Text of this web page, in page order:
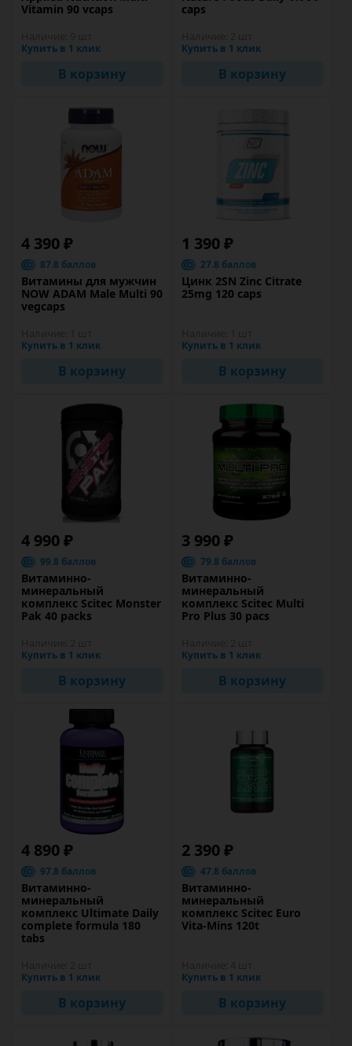
Vitamin 90 vcaps
Купить в 1 клик
В корзину
caps
Купить в 1 клик
В корзину
4 390 ₽
87.8 баллов
Витамины для мужчин
NOW ADAM Male Multi 90
vegcaps
Купить в 1 клик
В корзину
1 390 ₽
27.8 баллов
Цинк 2SN Zinc Citrate
25mg 120 caps
Купить в 1 клик
В корзину
4 990 ₽
99.8 баллов
Витаминно-
минеральный
комплекс Scitec Monster
Pak 40 packs
Купить в 1 клик
В корзину
3 990 ₽
79.8 баллов
Витаминно-
минеральный
комплекс Scitec Multi
Pro Plus 30 pacs
Купить в 1 клик
В корзину
4 890 ₽
97.8 баллов
Витаминно-
минеральный
комплекс Ultimate Daily
complete formula 180
tabs
Купить в 1 клик
В корзину
2 390 ₽
47.8 баллов
Витаминно-
минеральный
комплекс Scitec Euro
Vita-Mins 120t
Купить в 1 клик
В корзину